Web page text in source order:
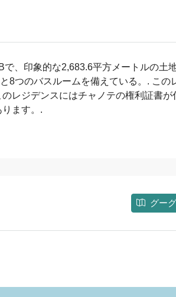
、印象的な2,683.6平方メートルの土
8つのバスルームを備えている。. この
レジデンスにはチャノテの権利証書が
ます。.
グー